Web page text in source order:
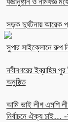
সড়ক দুর্ঘটনায় আরেক
সুপার সাইক্লোনে রুপ
নবীনগরের ইব্রাহিম
অনুষ্ঠিত
আমি ভাই লীগ এমপি
নির্বাচনে ঐক্য চাই…